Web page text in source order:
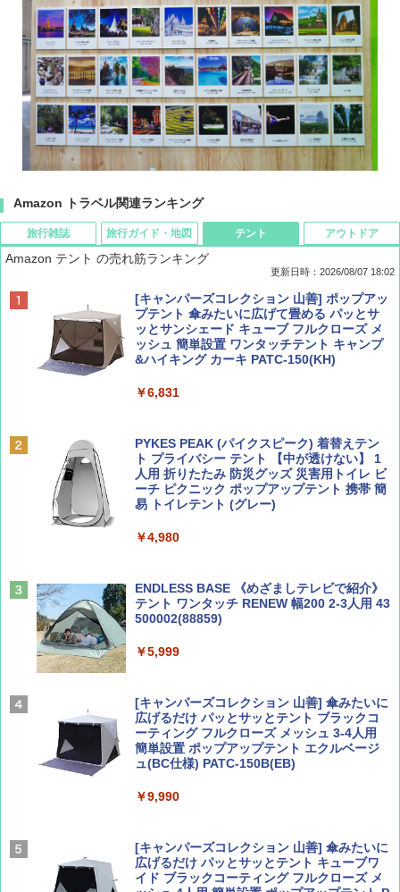
Amazon トラベル関連ランキング
旅行雑誌
ディズニーファン ２０２６年 ９月号 [雑
誌] (ＤＩＳＮＥＹ ＦＡＮ)
￥713
￥1,500
AIRLINE（エアライン）2026年9月号【特
集】ボーイング110周年を祝して！
￥1,760
旅行ガイド・地図
僕が見た未来【完全版】
￥0
￥2,079
球の歩き方A ヨーロッパ
A26 地球の歩き方 チェコ ポーランド スロヴ
ァキア 2026～2027 地球の歩き方A ヨーロッ
テント
Amazon テント の売れ筋ランキング
更新日時：2026/08/07 18:02
[キャンパーズコレクション 山善] ポップアッ
プテント 傘みたいに広げて畳める パッとサ
ッとサンシェード キューブ フルクローズ メ
ッシュ 簡単設置 ワンタッチテント キャンプ
&ハイキング カーキ PATC-150(KH)
￥6,831
PYKES PEAK (パイクスピーク) 着替えテン
ト プライバシー テント 【中が透けない】 1
人用 折りたたみ 防災グッズ 災害用トイレ ビ
ーチ ピクニック ポップアップテント 携帯 簡
易 トイレテント (グレー)
￥4,980
ENDLESS BASE 《めざましテレビで紹介》
テント ワンタッチ RENEW 幅200 2-3人用 43
500002(88859)
￥5,999
[キャンパーズコレクション 山善] 傘みたいに
広げるだけ パッとサッとテント ブラックコ
ーティング フルクローズ メッシュ 3-4人用
簡単設置 ポップアップテント エクルベージ
ュ(BC仕様) PATC-150B(EB)
￥9,990
[キャンパーズコレクション 山善] 傘みたいに
広げるだけ パッとサッとテント キューブワ
イド ブラックコーティング フルクローズ メ
アウトドア